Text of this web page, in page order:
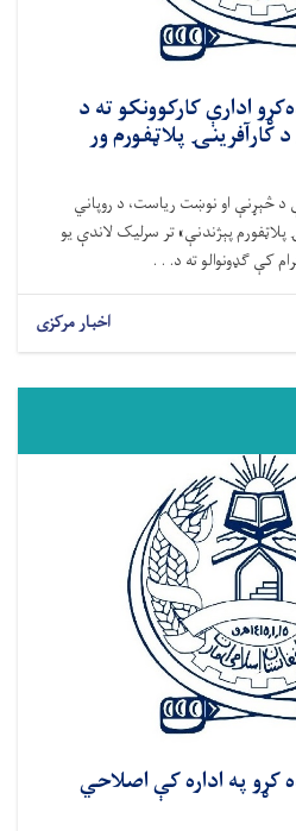
ادارې کارکوونکو ته د
پلاټفورم ور
د څېړنې او نوښت ریاست، د روپاني
پېژندنې» تر سرلیک لاندې یو
کې ګډونوالو ته د. . .
اخبار مرکزی
په اداره کې اصلاحي